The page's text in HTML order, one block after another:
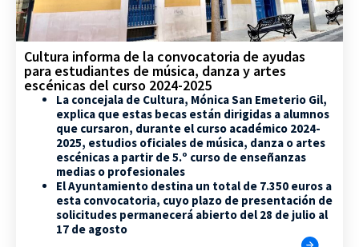
Cultura informa de la convocatoria de ayudas
para estudiantes de música, danza y artes
escénicas del curso 2024-2025
La concejala de Cultura, Mónica San Emeterio Gil,
explica que estas becas están dirigidas a alumnos
que cursaron, durante el curso académico 2024-
2025, estudios oficiales de música, danza o artes
escénicas a partir de 5.º curso de enseñanzas
medias o profesionales
El Ayuntamiento destina un total de 7.350 euros a
esta convocatoria, cuyo plazo de presentación de
solicitudes permanecerá abierto del 28 de julio al
17 de agosto